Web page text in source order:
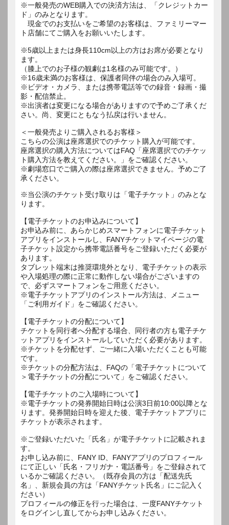
※一般発売のWEB購入での決済方法は、「クレジットカー
ド」のみとなります。
現金でのお支払いをご希望のお客様は、ファミリーマー
ト店舗にてご購入をお願いいたします。
※5歳以上または身長110cm以上の方はお席が必要となり
ます。
（膝上でのお子様の観劇は1名様のみ可能です。）
※16歳未満のお客様は、保護者同伴の場合のみ入場可。
※ビデオ・カメラ、または携帯電話等での録音・録画・撮
影・配信禁止。
※出演者は変更になる場合がありますので予めご了承くだ
さい。尚、変更にともなう払戻は行いません。
＜一般発売よりご購入されるお客様＞
こちらの公演は座席選択でのチケット購入が可能です。
座席選択の購入方法についてはFAQ「座席選択でのチケッ
ト購入方法を教えてください。」をご確認ください。
※劇場窓口でご購入の際は座席選択できません。予めご了
承ください。
※当公演のチケット受け取りは「電子チケット」のみとな
ります。
【電子チケットのお申込みについて】
お申込み前に、あらかじめスマートフォンに電子チケット
アプリをインストールし、FANYチケットマイページの電
子チケット設定から携帯電話番号をご登録いただく必要が
あります。
タブレット端末は推奨環境外となり、電子チケットの表示
や入場処理の際に正常に動作しない場合がございますの
で、必ずスマートフォンをご用意ください。
※電子チケットアプリのインストール方法は、メニュー
「ご利用ガイド」をご確認ください。
【電子チケットの分配について】
チケットを同行者へ分配する場合、同行者の方も電子チケ
ットアプリをインストールしていただく必要があります。
※チケットを分配せず、ご一緒に入場いただくことも可能
です。
※チケットの分配方法は、FAQの「電子チケットについて
＞電子チケットの分配について」をご確認ください。
【電子チケットのご入場時について】
※電子チケットの発券開始日時は公演3日前10:00以降とな
ります。発券開始日時を迎えた後、電子チケットアプリに
チケットが表示されます。
※ご登録いただいた「氏名」が電子チケットに記載されま
す。
お申し込み前に、FANY ID、FANYアプリのプロフィール
にて正しい「氏名・フリガナ・電話番号」をご登録されて
いるかご確認ください。（既存会員の方は「配送先氏
名」、新規会員の方は「FANYチケット氏名」にご記入く
ださい）
プロフィールの修正を行った場合は、一度FANYチケット
をログインし直してからお申し込みください。